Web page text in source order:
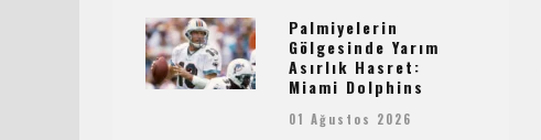
Palmiyelerin
Gölgesinde Yarım
Asırlık Hasret:
Miami Dolphins
01 Ağustos 2026